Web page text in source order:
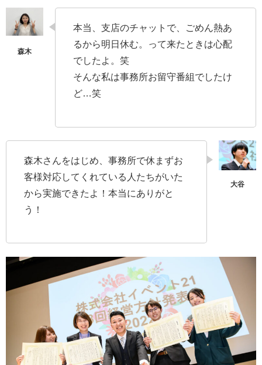
本当、支店のチャットで、ごめん熱あ
るから明日休む。って来たときは心配
でしたよ。笑
そんな私は事務所お留守番組でしたけ
ど…笑
森木さんをはじめ、事務所で休まずお
客様対応してくれている人たちがいた
から実施できたよ！本当にありがと
う！